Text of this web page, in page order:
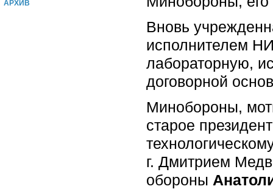
АРХИВ
Вновь
исполнителем
лабораторную,
договорной
Минобороны,
старое
г. Дмитрием
обороны